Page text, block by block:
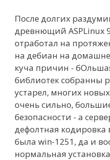
После долгих
древнющий ASPLinux
отработал на
на дебиан на
куча причин -
библиотек собранны
устарел, многих
очень сильно,
безопасности - а
дефолтная кодировка
была win-1251, да и
нормальная